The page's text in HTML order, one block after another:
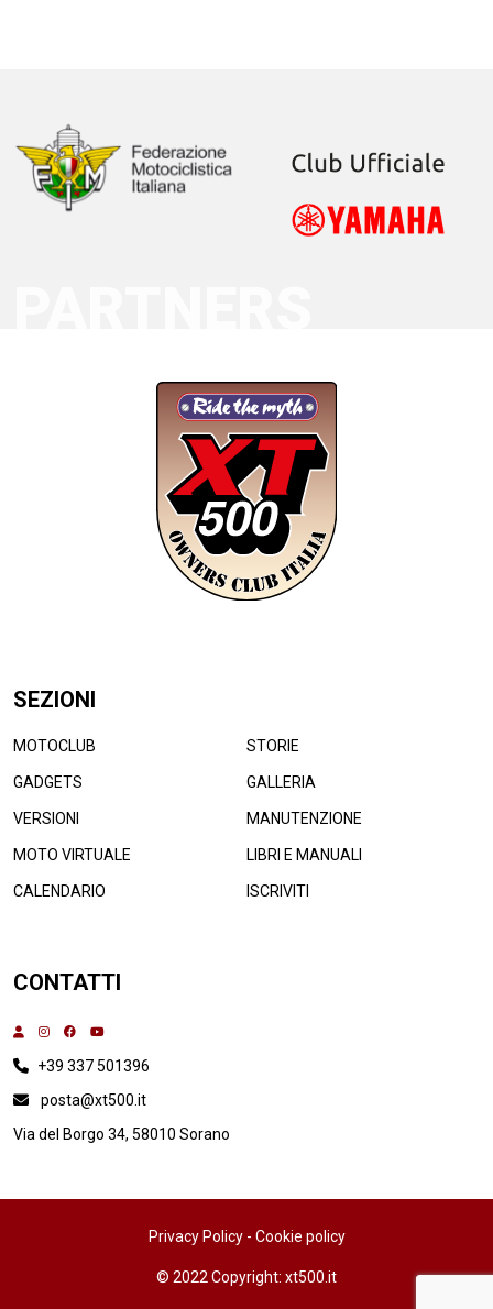
SEZIONI
MOTOCLUB STORIE
GADGETS GALLERIA
VERSIONI MANUTENZIONE
MOTO VIRTUALE LIBRI E MANUALI
CALENDARIO ISCRIVITI
CONTATTI
+39 337 501396
posta@xt500.it
Via del Borgo 34, 58010 Sorano
Privacy Policy - Cookie policy
© 2022 Copyright: xt500.it